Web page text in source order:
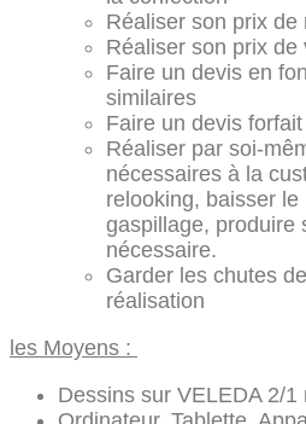
Réaliser son prix de
Réaliser son prix de
Faire un devis en
similaires
Faire un devis
Réaliser par soi-
nécessaires à la
relooking, baisser
gaspillage, produire
nécessaire.
Garder les chutes
réalisation
les Moyens :
Dessins sur VELEDA 2/1